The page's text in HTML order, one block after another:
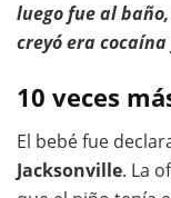
luego fue al
creyó era cocaína
10 veces
El bebé fue
Jacksonville. La